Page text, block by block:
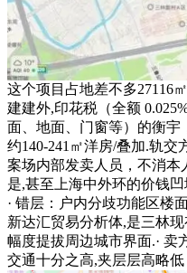
这个项目占地差不多27116
建建外,印花税（全额
面、地面、门窗等）的衡宇
约140-241㎡洋房/叠加.轨交
案场内部发卖人员，不消本
是,甚至上海中外环的价钱
· 错层：户内分歧功能区楼
新达汇贸易分析体,是三林
幅度提拔周边城市界面.· 卖
交通十分之高,夹层层高略低